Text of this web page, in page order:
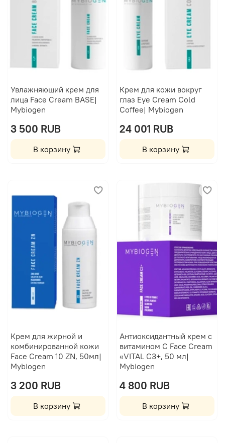
Увлажняющий крем для
лица Face Cream BASE|
Mybiogen
3 500 RUB
В корзину
Крем для кожи вокруг
глаз Eye Cream Cold
Coffee| Mybiogen
24 001 RUB
В корзину
Крем для жирной и
комбинированной кожи
Face Cream 10 ZN, 50мл|
Mybiogen
3 200 RUB
В корзину
Антиоксидантный крем с
витамином C Face Cream
«VITAL С3+, 50 мл|
Mybiogen
4 800 RUB
В корзину